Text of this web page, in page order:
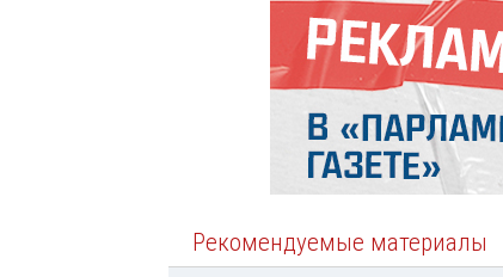
Рекомендуемые материалы